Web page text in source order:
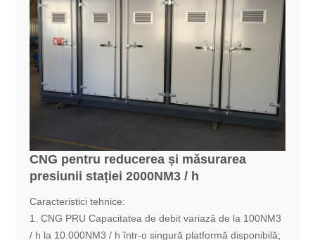
CNG pentru reducerea și măsurarea
presiunii stației 2000NM3 / h
Caracteristici tehnice:
1. CNG PRU Capacitatea de debit variază de la 100NM3
/ h la 10.000NM3 / h într-o singură platformă disponibilă;